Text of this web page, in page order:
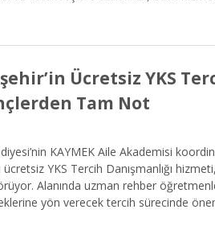
Ücretsiz YKS
Tam Not
KAYMEK Aile Akademisi
ücretsiz YKS Tercih Danışmanlığı
Alanında uzman rehber
yön verecek tercih sürecinde